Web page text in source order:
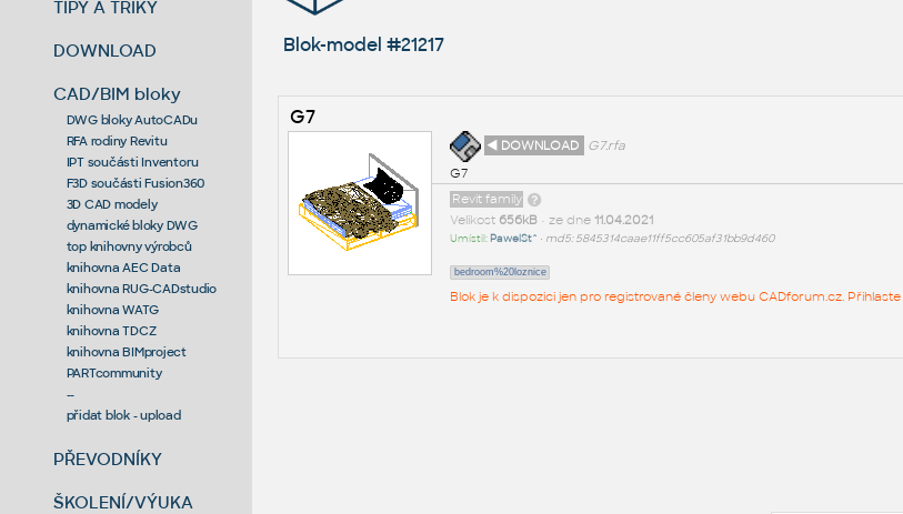
TIPY A TRIKY
DOWNLOAD
CAD/BIM bloky
DWG bloky AutoCADu
RFA rodiny Revitu
IPT součásti Inventoru
F3D součásti Fusion360
3D CAD modely
dynamické bloky DWG
top knihovny výrobců
knihovna AEC Data
knihovna RUG-CADstudio
knihovna WATG
knihovna TDCZ
knihovna BIMproject
PARTcommunity
--
přidat blok - upload
PŘEVODNÍKY
ŠKOLENÍ/VÝUKA
Blok-model #21217
G7
◄ DOWNLOAD
G7.rfa
G7
Revit family
Velikost 656kB• ze dne 11.04.2021
Umístil: PawelSt^ • md5: 5845314caae11ff5cc605af31bb9d460
bedroom%20loznice
Blok je k dispozici jen pro registrované členy webu CADforum.cz. Přihlaste